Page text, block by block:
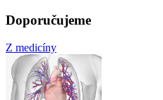
Doporučujeme
Z medicíny